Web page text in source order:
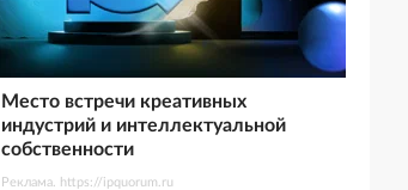
Место встречи креативных
индустрий и интеллектуальной
собственности
Реклама. https://ipquorum.ru